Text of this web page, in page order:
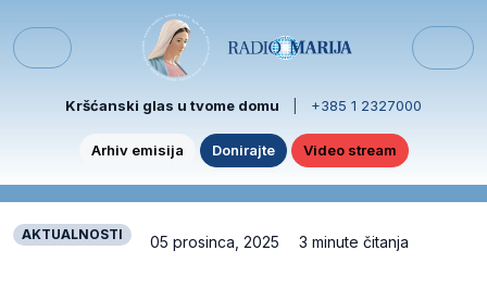
Menu
Kršćanski glas u tvome domu +385 1 2327000
Arhiv emisija Donirajte Video stream
AKTUALNOSTI 05 prosinca, 2025 3 minute čitanja